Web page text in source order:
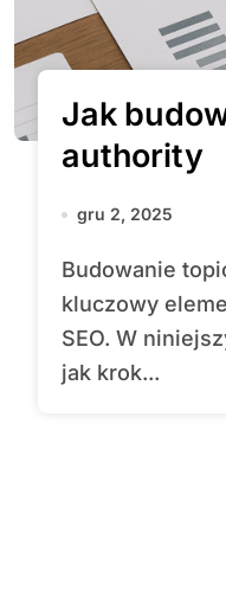
Jak
authority
gru 2, 2025
Budowanie topical authority to
kluczowy
SEO. W
jak krok...